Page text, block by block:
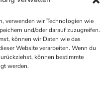
verwenden wir Technologien wie
und/oder darauf zuzugreifen.
können wir Daten wie das
Website verarbeiten. Wenn du
können bestimmte
werden.